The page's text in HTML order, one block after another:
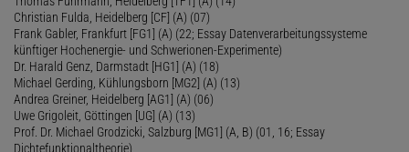
Christian Fulda, Heidelberg [CF] (A) (07)
Frank Gabler, Frankfurt [FG1] (A) (22; Essay Datenverarbeitungssysteme
künftiger Hochenergie- und Schwerionen-Experimente)
Dr. Harald Genz, Darmstadt [HG1] (A) (18)
Michael Gerding, Kühlungsborn [MG2] (A) (13)
Andrea Greiner, Heidelberg [AG1] (A) (06)
Uwe Grigoleit, Göttingen [UG] (A) (13)
Prof. Dr. Michael Grodzicki, Salzburg [MG1] (A, B) (01, 16; Essay
Dichtefunktionaltheorie)